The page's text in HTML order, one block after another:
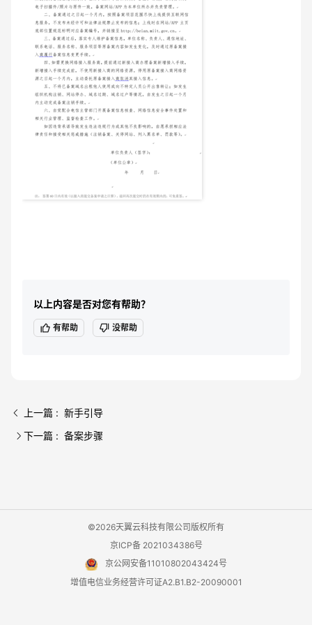
以上内容是否对您有帮助？
有帮助 没帮助
上一篇 : 新手引导
下一篇 : 备案步骤
©2026天翼云科技有限公司版权所有
京ICP备 2021034386号
京公网安备11010802043424号
增值电信业务经营许可证A2.B1.B2-20090001